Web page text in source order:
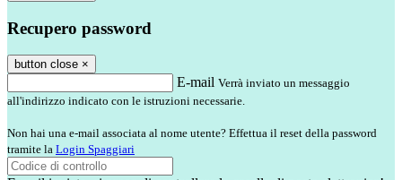
Recupero password
button close ×
E-mail Verrà inviato un messaggio
all'indirizzo indicato con le istruzioni necessarie.
Non hai una e-mail associata al nome utente? Effettua il reset della password
tramite la Login Spaggiari